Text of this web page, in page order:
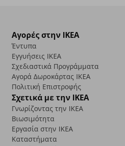
Αγορές στην IKEA
Έντυπα
Εγγυήσεις IKEA
Σχεδιαστικά Προγράμματα
Αγορά Δωρoκάρτας IKEA
Πολιτική Επιστροφής
Σχετικά με την IKEA
Γνωρίζοντας την IKEA
Βιωσιμότητα
Εργασία στην IKEA
Καταστήματα